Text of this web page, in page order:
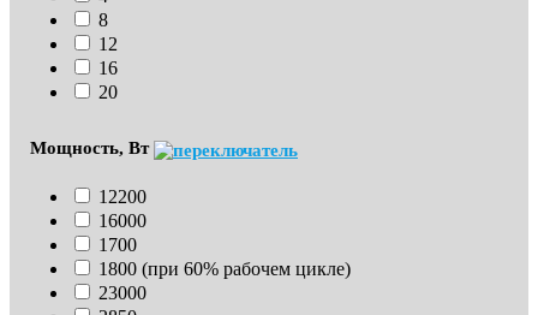
8
12
16
20
Мощность, Вт
12200
16000
1700
1800 (при 60% рабочем цикле)
23000